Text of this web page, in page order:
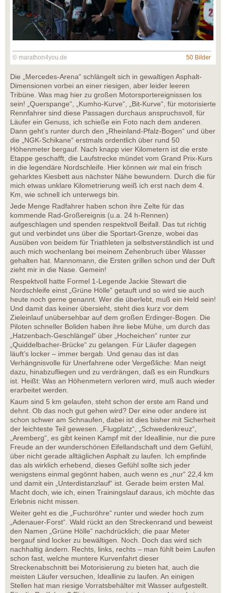
© marathon4you.de 50 Bilder
Die „Mercedes-Arena“ schlängelt sich in gewaltigen Asphalt-
Dimensionen vorbei an einer riesigen, aber leider leeren
Tribüne. Was mag hier zu großen Motorsportereignissen los
sein! „Querspange“, „Kumho-Kurve“, „Bit-Kurve“, für motorisierte
Rennfahrer sind diese Passagen durchaus anspruchsvoll, für
Läufer ein Genuss, ich schieße ein Foto nach dem anderen.
Dann geht’s runter durch den „Rheinland-Pfalz-Bogen“ und über
die „NGK-Schikane“ erstmals ordentlich über rund 50
Höhenmeter bergauf. Nach knapp vier Kilometern ist die erste
Etappe geschafft, die Laufstrecke mündet vom Grand Prix-Kurs
in die legendäre Nordschleife. Hier können wir mal ein frisch
geharktes Kiesbett aus nächster Nähe bewundern. Durch die für
mich etwas unklare Kilometrierung weiß ich erst nach dem 4.
Km, wie schnell ich unterwegs bin.
Jede Menge Radfahrer haben schon ihre Zelte für das
kommende Rad-Großereignis (u.a. 24 h-Rennen)
aufgeschlagen und spenden respektvoll Beifall. Das tut richtig
gut und verbindet uns über die Sportart-Grenze, wobei das
Ausüben von beidem für Triathleten ja selbstverständlich ist und
auch mich wochenlang bei meinem Zehenbruch über Wasser
gehalten hat. Mannomann, die Ersten grillen schon und der Duft
zieht mir in die Nase. Gemein!
Respektvoll hatte Formel 1-Legende Jackie Stewart die
Nordschleife einst „Grüne Hölle“ getauft und so wird sie auch
heute noch gerne genannt. Wer die überlebt, muß ein Held sein!
Und damit das keiner übersieht, steht dies kurz vor dem
Zieleinlauf unübersehbar auf dem großen Erdinger-Bogen. Die
Piloten schneller Boliden haben ihre liebe Mühe, um durch das
„Hatzenbach-Geschlängel“ über „Hocheichen“ runter zur
„Quiddelbacher-Brücke“ zu gelangen. Für Läufer dagegen
läuft’s locker – immer bergab. Und genau das ist das
Verhängnisvolle für Unerfahrene oder Vergeßliche: Man neigt
dazu, hinabzufliegen und zu verdrängen, daß es ein Rundkurs
ist. Heißt: Was an Höhenmetern verloren wird, muß auch wieder
erarbeitet werden.
Kaum sind 5 km gelaufen, steht schon der erste am Rand und
dehnt. Ob das noch gut gehen wird? Der eine oder andere ist
schon schwer am Schnaufen, dabei ist dies bisher mit Sicherheit
der leichteste Teil gewesen. „Flugplatz“, „Schwedenkreuz“,
„Aremberg“, es gibt keinen Kampf mit der Ideallinie, nur die pure
Freude an der wunderschönen Eifellandschaft und dem Gefühl,
über nicht gerade alltäglichen Asphalt zu laufen. Ich empfinde
das als wirklich erhebend, dieses Gefühl sollte sich jeder
wenigstens einmal gegönnt haben, auch wenn es „nur“ 22,4 km
und damit ein „Unterdistanzlauf“ ist. Gerade beim ersten Mal.
Macht doch, wie ich, einen Trainingslauf daraus, ich möchte das
Erlebnis nicht missen.
Weiter geht es die „Fuchsröhre“ runter und wieder hoch zum
„Adenauer-Forst“. Wald rückt an den Streckenrand und beweist
den Namen „Grüne Hölle“ nachdrücklich; die paar Meter
bergauf sind locker zu bewältigen. Noch. Doch das wird sich
nachhaltig ändern. Rechts, links, rechts – man fühlt beim Laufen
schon fast, welche muntere Kurvenfahrt dieser
Streckenabschnitt bei Motorisierung zu bieten hat, auch die
meisten Läufer versuchen, Ideallinie zu laufen. An einigen
Stellen hat man riesige Vorratsbehälter mit Wasser aufgestellt.